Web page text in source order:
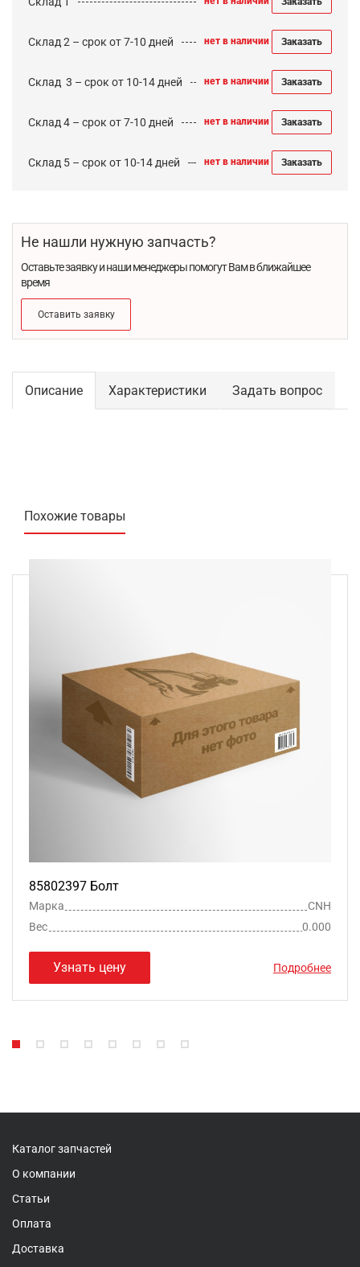
Склад 2 – срок от 7-10 дней нет в наличии Заказать
Cклад 3 – срок от 10-14 дней нет в наличии Заказать
Склад 4 – срок от 7-10 дней нет в наличии Заказать
Склад 5 – срок от 10-14 дней нет в наличии Заказать
Не нашли нужную запчасть?
Оставьте заявку и наши менеджеры помогут Вам в ближайшее
время
Оставить заявку
Описание Характеристики Задать вопрос
Похожие товары
85802397 Болт
Марка
CNH
Вес
0.000
Узнать цену Подробнее
Каталог запчастей
О компании
Статьи
Оплата
Доставка